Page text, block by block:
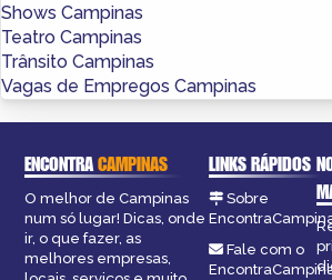
Shows Campinas
Teatro Campinas
Trânsito Campinas
Vagas de Empregos Campinas
ENCONTRACAMPINAS
O melhor de Campinas
num só lugar! Dicas, onde
ir, o que fazer, as
melhores empresas,
LINKS RÁPIDOS
Sobre
Fale com o